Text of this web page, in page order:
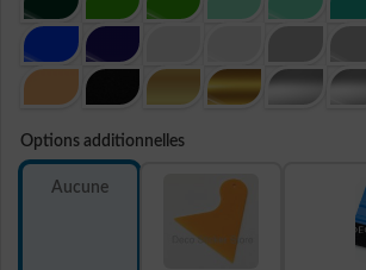
Options additionnelles
Aucune